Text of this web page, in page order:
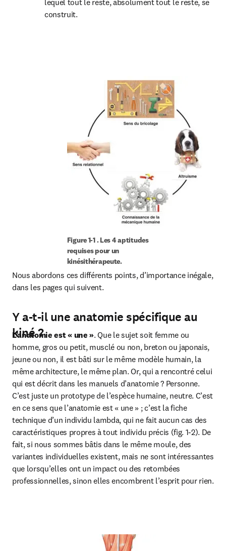
lequel tout le reste, absolument tout le reste, se
construit.
Figure 1-1 . Les 4 aptitudes
requises pour un
kinésithérapeute.
Nous abordons ces différents points, d’importance inégale,
dans les pages qui suivent.
Y a-t-il une anatomie spécifique au
kiné ?
L’anatomie est « une ». Que le sujet soit femme ou
homme, gros ou petit, musclé ou non, breton ou japonais,
jeune ou non, il est bâti sur le même modèle humain, la
même architecture, le même plan. Or, qui a rencontré celui
qui est décrit dans les manuels d’anatomie ? Personne.
C’est juste un prototype de l’espèce humaine, neutre. C’est
en ce sens que l’anatomie est « une » ; c’est la fiche
technique d’un individu lambda, qui ne fait aucun cas des
caractéristiques propres à tout individu précis (fig. 1-2). De
fait, si nous sommes bâtis dans le même moule, des
variantes individuelles existent, mais ne sont intéressantes
que lorsqu’elles ont un impact ou des retombées
professionnelles, sinon elles encombrent l’esprit pour rien.